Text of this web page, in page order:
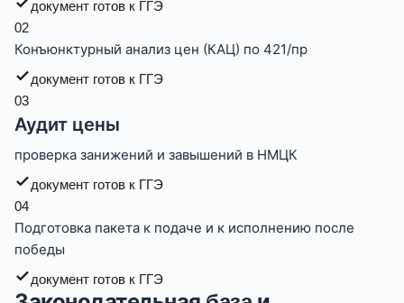
документ готов к ГГЭ
02
Конъюнктурный анализ цен (КАЦ) по 421/пр
документ готов к ГГЭ
03
Аудит цены
проверка занижений и завышений в НМЦК
документ готов к ГГЭ
04
Подготовка пакета к подаче и к исполнению после
победы
документ готов к ГГЭ